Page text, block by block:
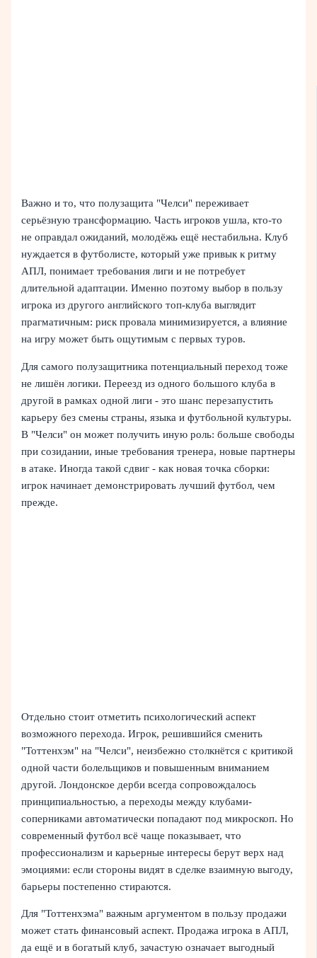
Важно и то, что полузащита "Челси" переживает
серьёзную трансформацию. Часть игроков ушла, кто‑то
не оправдал ожиданий, молодёжь ещё нестабильна. Клуб
нуждается в футболисте, который уже привык к ритму
АПЛ, понимает требования лиги и не потребует
длительной адаптации. Именно поэтому выбор в пользу
игрока из другого английского топ-клуба выглядит
прагматичным: риск провала минимизируется, а влияние
на игру может быть ощутимым с первых туров.
Для самого полузащитника потенциальный переход тоже
не лишён логики. Переезд из одного большого клуба в
другой в рамках одной лиги - это шанс перезапустить
карьеру без смены страны, языка и футбольной культуры.
В "Челси" он может получить иную роль: больше свободы
при созидании, иные требования тренера, новые партнеры
в атаке. Иногда такой сдвиг - как новая точка сборки:
игрок начинает демонстрировать лучший футбол, чем
прежде.
Отдельно стоит отметить психологический аспект
возможного перехода. Игрок, решившийся сменить
"Тоттенхэм" на "Челси", неизбежно столкнётся с критикой
одной части болельщиков и повышенным вниманием
другой. Лондонское дерби всегда сопровождалось
принципиальностью, а переходы между клубами-
соперниками автоматически попадают под микроскоп. Но
современный футбол всё чаще показывает, что
профессионализм и карьерные интересы берут верх над
эмоциями: если стороны видят в сделке взаимную выгоду,
барьеры постепенно стираются.
Для "Тоттенхэма" важным аргументом в пользу продажи
может стать финансовый аспект. Продажа игрока в АПЛ,
да ещё и в богатый клуб, зачастую означает выгодный